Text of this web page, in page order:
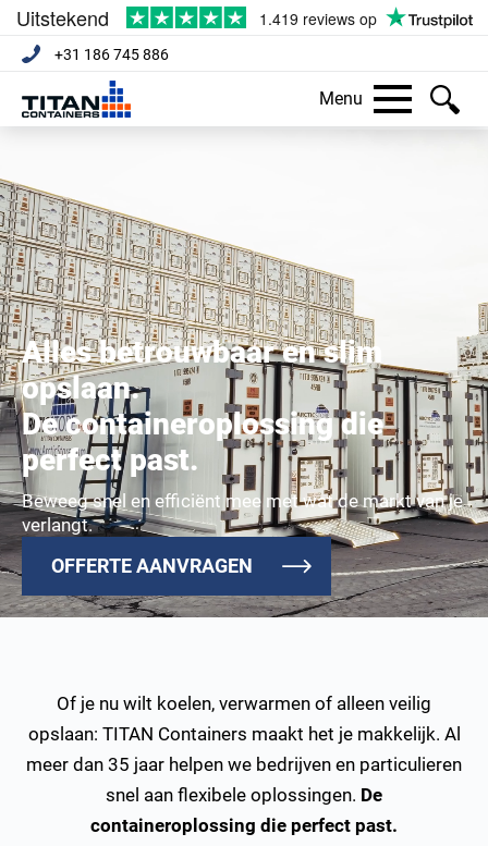
+31 186 745 886
Menu
Alles betrouwbaar en slim
opslaan.
De containeroplossing die
perfect past.
Beweeg snel en efficiënt mee met wat de markt van je
verlangt.
OFFERTE AANVRAGEN
Of je nu wilt koelen, verwarmen of alleen veilig
opslaan: TITAN Containers maakt het je makkelijk. Al
meer dan 35 jaar helpen we bedrijven en particulieren
snel aan flexibele oplossingen. De
containeroplossing die perfect past.